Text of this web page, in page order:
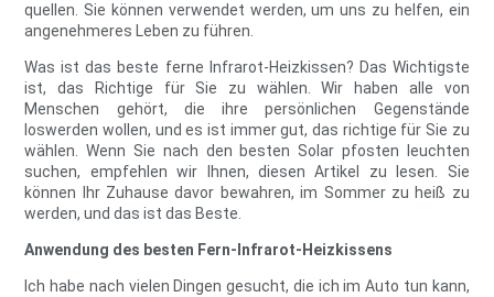
quellen. Sie können verwendet werden, um uns zu helfen, ein
angenehmeres Leben zu führen.
Was ist das beste ferne Infrarot-Heizkissen? Das Wichtigste
ist, das Richtige für Sie zu wählen. Wir haben alle von
Menschen gehört, die ihre persönlichen Gegenstände
loswerden wollen, und es ist immer gut, das richtige für Sie zu
wählen. Wenn Sie nach den besten Solar pfosten leuchten
suchen, empfehlen wir Ihnen, diesen Artikel zu lesen. Sie
können Ihr Zuhause davor bewahren, im Sommer zu heiß zu
werden, und das ist das Beste.
Anwendung des besten Fern-Infrarot-Heizkissens
Ich habe nach vielen Dingen gesucht, die ich im Auto tun kann,